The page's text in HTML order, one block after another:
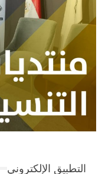
التطبيق الإلكتروني